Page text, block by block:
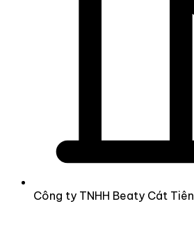
Công ty TNHH Beaty Cát Tiên